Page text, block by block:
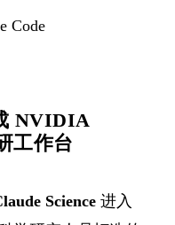
Code
NVIDIA
工作台
Science 进入